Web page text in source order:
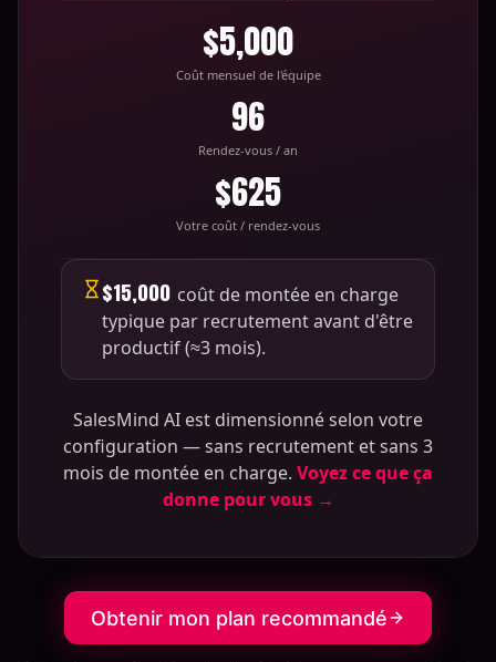
$5,000
Coût mensuel de l'équipe
96
Rendez-vous / an
$625
Votre coût / rendez-vous
$15,000 coût de montée en charge
typique par recrutement avant d'être
productif (≈3 mois).
SalesMind AI est dimensionné selon votre
configuration — sans recrutement et sans 3
mois de montée en charge. Voyez ce que ça
donne pour vous →
Obtenir mon plan recommandé